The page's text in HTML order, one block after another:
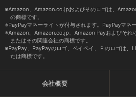
Amazon、Amazon.co.jpおよびそのロゴは、
の商標です。
PayPayマネーライトが付与されます。PayPayマネ
Amazon、Amazon.co.jp、Amazon Payおよびそれ
またはその関連会社の商標です。
PayPay、PayPayのロゴ、ペイペイ、Ｐのロゴは、
たは商標です。
会社概要